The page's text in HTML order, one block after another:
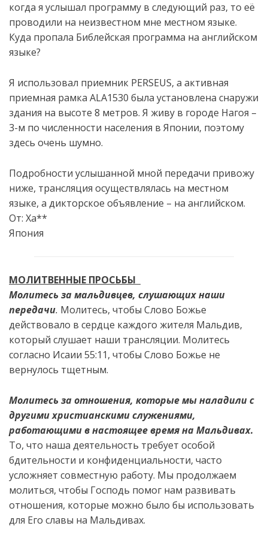
когда я услышал программу в следующий раз, то её
проводили на неизвестном мне местном языке.
Куда пропала Библейская программа на английском
языке?
Я использовал приемник PERSEUS, а активная
приемная рамка ALA1530 была установлена снаружи
здания на высоте 8 метров. Я живу в городе Нагоя –
3-м по численности населения в Японии, поэтому
здесь очень шумно.
Подробности услышанной мной передачи привожу
ниже, трансляция осуществлялась на местном
языке, а дикторское объявление – на английском.
От: Ха**
Япония
МОЛИТВЕННЫЕ ПРОСЬБЫ
Молитесь за мальдивцев, слушающих наши
передачи. Молитесь, чтобы Слово Божье
действовало в сердце каждого жителя Мальдив,
который слушает наши трансляции. Молитесь
согласно Исаии 55:11, чтобы Слово Божье не
вернулось тщетным.
Молитесь за отношения, которые мы наладили с
другими христианскими служениями,
работающими в настоящее время на Мальдивах.
То, что наша деятельность требует особой
бдительности и конфиденциальности, часто
усложняет совместную работу. Мы продолжаем
молиться, чтобы Господь помог нам развивать
отношения, которые можно было бы использовать
для Его славы на Мальдивах.